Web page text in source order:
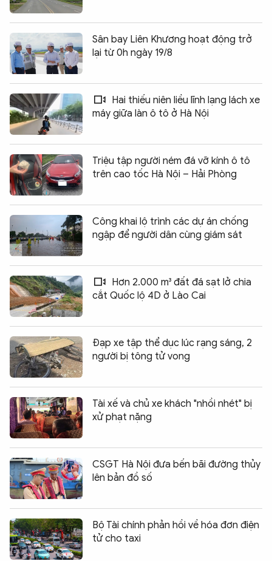
Sân bay Liên Khương hoạt động trở
lại từ 0h ngày 19/8
Hai thiếu niên liều lĩnh lạng lách xe
máy giữa làn ô tô ở Hà Nội
Triệu tập người ném đá vỡ kính ô tô
trên cao tốc Hà Nội – Hải Phòng
Công khai lộ trình các dự án chống
ngập để người dân cùng giám sát
Hơn 2.000 m³ đất đá sạt lở chia
cắt Quốc lộ 4D ở Lào Cai
Đạp xe tập thể dục lúc rạng sáng, 2
người bị tông tử vong
Tài xế và chủ xe khách "nhồi nhét" bị
xử phạt nặng
CSGT Hà Nội đưa bến bãi đường thủy
lên bản đồ số
Bộ Tài chính phản hồi về hóa đơn điện
tử cho taxi